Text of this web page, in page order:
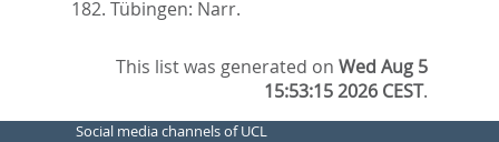
182. Tübingen: Narr.
This list was generated onWed Aug 5
15:53:15 2026 CEST.
Social media channels of UCL